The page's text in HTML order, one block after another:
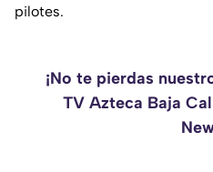
pilotes.
¡No te pierdas
TV Azteca Baja